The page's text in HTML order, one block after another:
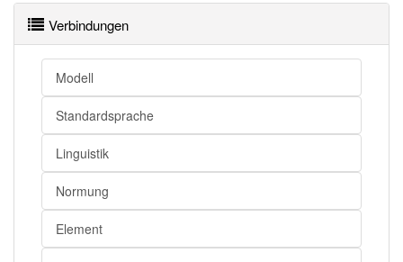
Verbindungen
Modell
Standardsprache
Linguistik
Normung
Element